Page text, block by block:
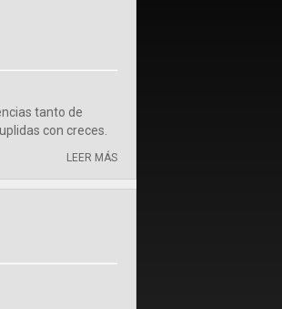
tanto de
con creces.
LEER MÁS